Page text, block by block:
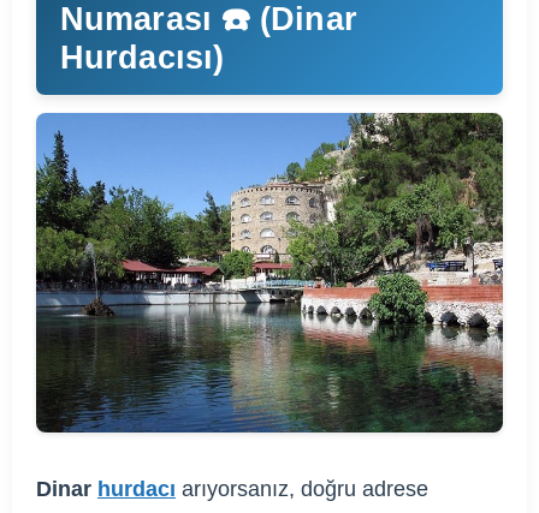
Numarası ☎️ (Dinar
Hurdacısı)
Dinar hurdacı arıyorsanız, doğru adrese